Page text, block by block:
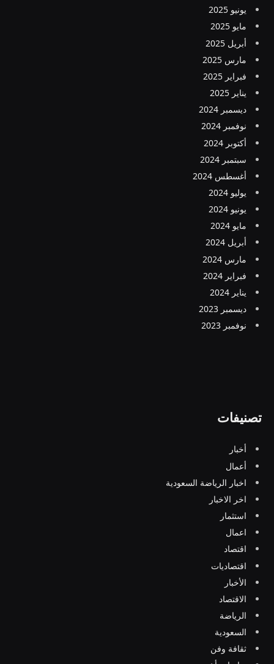
يونيو 2025
مايو 2025
أبريل 2025
مارس 2025
فبراير 2025
يناير 2025
ديسمبر 2024
نوفمبر 2024
أكتوبر 2024
سبتمبر 2024
أغسطس 2024
يوليو 2024
يونيو 2024
مايو 2024
أبريل 2024
مارس 2024
فبراير 2024
يناير 2024
ديسمبر 2023
نوفمبر 2023
تصنيفات
أخبار
أعمال
اخبار الرياضة السعودية
اخر الاخبار
استثمار
اعمال
اقتصاد
اقتصاديات
الأخبار
الاقتصاد
الرياضة
السعودية
ثقافة وفن